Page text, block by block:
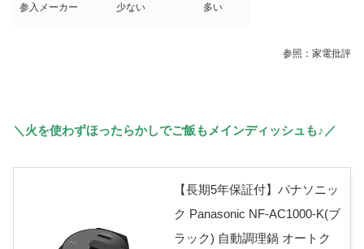
参入メーカー 少ない 多い
参照：家電批評
＼火を使わずほったらかしでご飯もメインディッシュも♪／
【長期5年保証付】パナソニッ
ク Panasonic NF-AC1000-K(ブ
ラック) 自動調理鍋 オートク